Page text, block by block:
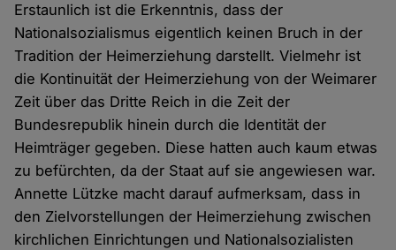
Erstaunlich ist die Erkenntnis, dass der
Nationalsozialismus eigentlich keinen Bruch in der
Tradition der Heimerziehung darstellt. Vielmehr ist
die Kontinuität der Heimerziehung von der Weimarer
Zeit über das Dritte Reich in die Zeit der
Bundesrepublik hinein durch die Identität der
Heimträger gegeben. Diese hatten auch kaum etwas
zu befürchten, da der Staat auf sie angewiesen war.
Annette Lützke macht darauf aufmerksam, dass in
den Zielvorstellungen der Heimerziehung zwischen
kirchlichen Einrichtungen und Nationalsozialisten